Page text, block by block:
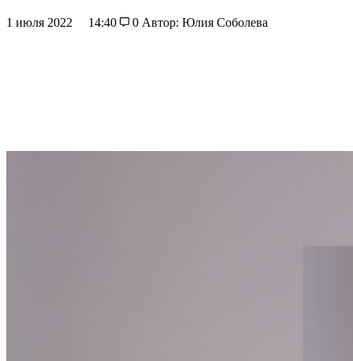
1 июля 2022 14:40 0 Автор: Юлия Соболева